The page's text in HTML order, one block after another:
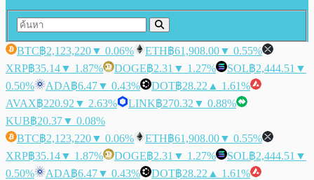
BTC฿2,123,220▼ 0.06% ETH฿61,908.00▼ 0.55%
XRP฿35.14▼ 1.87% DOGE฿2.31 ▼ 1.27% SOL฿2,444.51 ▼
0.50%
ADA฿6.47▼ 0.43% DOT฿28.22 ▲ 1.61%
AVAX฿220.92 ▼ 2.63% LINK฿270.32 ▼ 0.88%
KUB฿20.37▼ 0.08%
BTC฿2,123,220▼ 0.06% ETH฿61,908.00▼ 0.55%
XRP฿35.14▼ 1.87% DOGE฿2.31 ▼ 1.27% SOL฿2,444.51 ▼
0.50%
ADA฿6.47▼ 0.43% DOT฿28.22 ▲ 1.61%